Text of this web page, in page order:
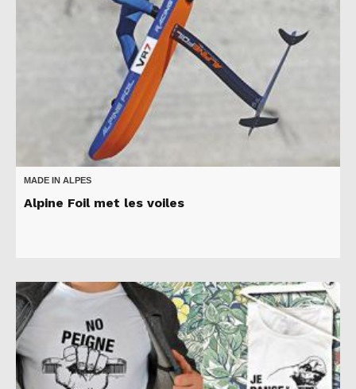
MADE IN ALPES
Alpine Foil met les voiles